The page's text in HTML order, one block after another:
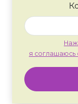
я соглашаюсь